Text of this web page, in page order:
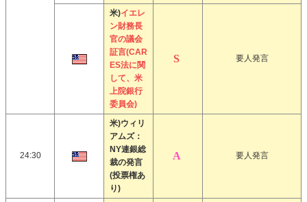
米)イエレ
ン財務長
官の議会
証言(CAR
ES法に関
して、米
上院銀行
委員会)
要人発言
24:30
米)ウィリ
アムズ：
NY連銀総
裁の発言
(投票権あ
り)
要人発言